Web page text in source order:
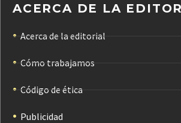
ACERCA DE LA
Acerca de la editorial
Cómo trabajamos
Código de ética
Publicidad